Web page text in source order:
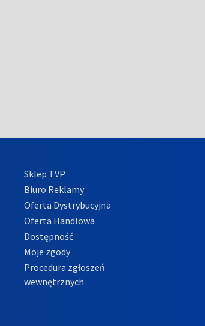
Sklep TVP
Biuro Reklamy
Oferta Dystrybucyjna
Oferta Handlowa
Dostępność
Moje zgody
Procedura zgłoszeń
wewnętrznych